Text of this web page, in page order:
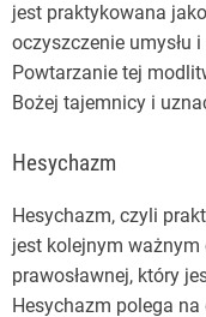
jest praktykowana
oczyszczenie umysłu
Powtarzanie tej
Bożej tajemnicy i
Hesychazm
Hesychazm, czyli
jest kolejnym
prawosławnej, który
Hesychazm polega